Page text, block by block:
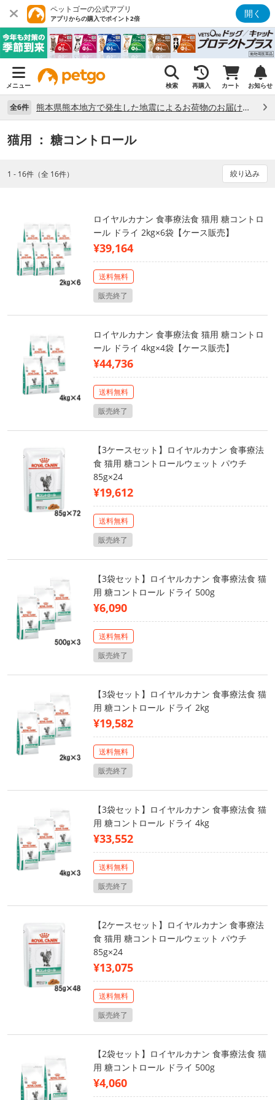
ペットゴーの公式アプリ
アプリからの購入でポイント2倍 開く
メニュー 検索 再購入 カート お知らせ
全6件 熊本県熊本地方で発生した地震によるお荷物のお届け状況について （7/28）
猫用 ： 糖コントロール
1 - 16件（全 16件） 絞り込み
ロイヤルカナン 食事療法食 猫用 糖コントロ
ール ドライ 2kg×6袋【ケース販売】
¥39,164
送料無料
販売終了
ロイヤルカナン 食事療法食 猫用 糖コントロ
ール ドライ 4kg×4袋【ケース販売】
¥44,736
送料無料
販売終了
【3ケースセット】ロイヤルカナン 食事療法
食 猫用 糖コントロールウェット パウチ
85g×24
¥19,612
送料無料
販売終了
【3袋セット】ロイヤルカナン 食事療法食 猫
用 糖コントロール ドライ 500g
¥6,090
送料無料
販売終了
【3袋セット】ロイヤルカナン 食事療法食 猫
用 糖コントロール ドライ 2kg
¥19,582
送料無料
販売終了
【3袋セット】ロイヤルカナン 食事療法食 猫
用 糖コントロール ドライ 4kg
¥33,552
送料無料
販売終了
【2ケースセット】ロイヤルカナン 食事療法
食 猫用 糖コントロールウェット パウチ
85g×24
¥13,075
送料無料
販売終了
【2袋セット】ロイヤルカナン 食事療法食 猫
用 糖コントロール ドライ 500g
¥4,060